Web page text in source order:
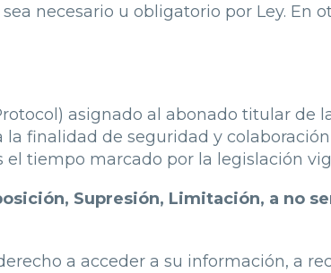
necesario u obligatorio por Ley. En
asignado al abonado titular de
finalidad de seguridad y
el tiempo marcado por la legislación
Supresión, Limitación, a no
a acceder a su información, a